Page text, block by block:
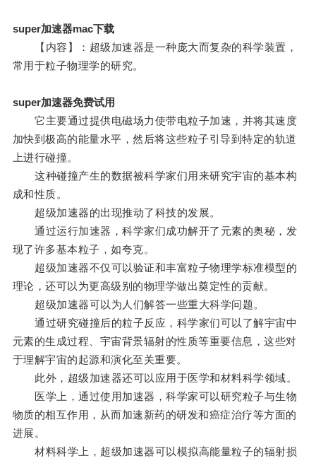
super加速器mac下载
【内容】：超级加速器是一种庞大而复杂的科学装置，
常用于粒子物理学的研究。
super加速器免费试用
它主要通过提供电磁场力使带电粒子加速，并将其速度
加快到极高的能量水平，然后将这些粒子引导到特定的轨道
上进行碰撞。
这种碰撞产生的数据被科学家们用来研究宇宙的基本构
成和性质。
超级加速器的出现推动了科技的发展。
通过运行加速器，科学家们成功解开了元素的奥秘，发
现了许多基本粒子，如夸克。
超级加速器不仅可以验证和丰富粒子物理学标准模型的
理论，还可以为更高级别的物理学做出奠定性的贡献。
超级加速器可以为人们解答一些重大科学问题。
通过研究碰撞后的粒子反应，科学家们可以了解宇宙中
元素的生成过程、宇宙背景辐射的性质等重要信息，这些对
于理解宇宙的起源和演化至关重要。
此外，超级加速器还可以应用于医学和材料科学领域。
医学上，通过使用加速器，科学家可以研究粒子与生物
物质的相互作用，从而加速新药的研发和癌症治疗等方面的
进展。
材料科学上，超级加速器可以模拟高能量粒子的辐射损